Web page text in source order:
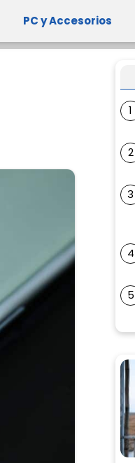
PC y Accesorios